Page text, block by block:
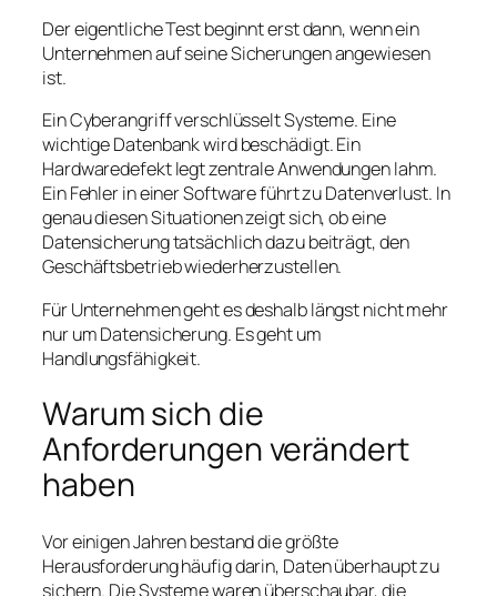
Der eigentliche Test beginnt erst dann, wenn ein
Unternehmen auf seine Sicherungen angewiesen
ist.
Ein Cyberangriff verschlüsselt Systeme. Eine
wichtige Datenbank wird beschädigt. Ein
Hardwaredefekt legt zentrale Anwendungen lahm.
Ein Fehler in einer Software führt zu Datenverlust. In
genau diesen Situationen zeigt sich, ob eine
Datensicherung tatsächlich dazu beiträgt, den
Geschäftsbetrieb wiederherzustellen.
Für Unternehmen geht es deshalb längst nicht mehr
nur um Datensicherung. Es geht um
Handlungsfähigkeit.
Warum sich die
Anforderungen verändert
haben
Vor einigen Jahren bestand die größte
Herausforderung häufig darin, Daten überhaupt zu
sichern. Die Systeme waren überschaubar, die